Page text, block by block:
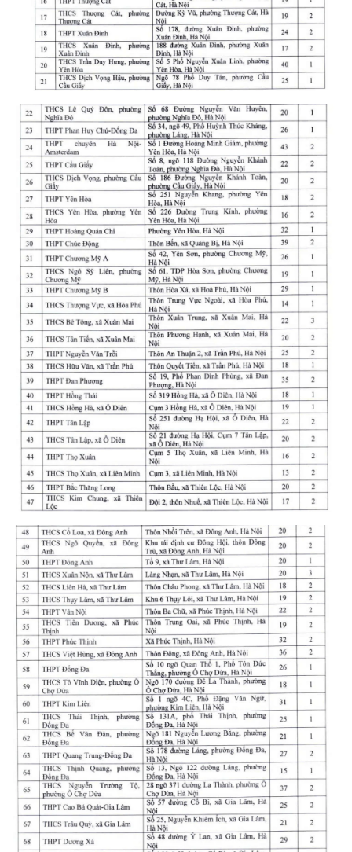
Media Khoa học - Công nghệ
Media Môi trường
Ảnh
Infographic
TIN MỚI
TIN ĐỊA PHƯƠNG
Trung du và miền núi phía Bắc
Đồng bằng sông Hồng
Bắc Trung Bộ
Duyên hải Nam Trung Bộ và Tây
Nguyên
Đông Nam Bộ
Đồng bằng sông Cửu Long
Chuyên trang Hà Nội
Chuyên trang TP. Hồ Chí Minh
CHUYÊN ĐỀ
CÁC CHUYÊN TRANG
VỀ BÁO NHÂN DÂN
THỜI NAY
NHÂN DÂN CUỐI TUẦN
NHÂN DÂN HẰNG THÁNG
MUA BÁO
ĐỌC BÁO IN